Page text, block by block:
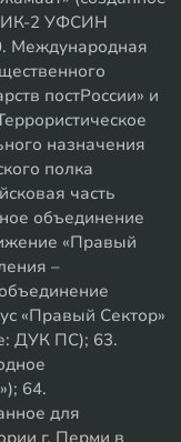
ИК-2 УФСИН
Международная
постРоссии» и
назначения
полка
часть
объединение
«Правый
–
«Правый Сектор»
ДУК ПС); 63.
64.
для